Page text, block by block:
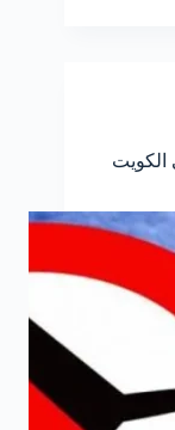
الكويت